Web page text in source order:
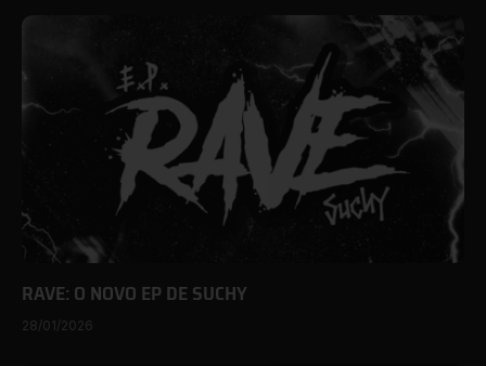
RAVE: O NOVO EP DE SUCHY
28/01/2026